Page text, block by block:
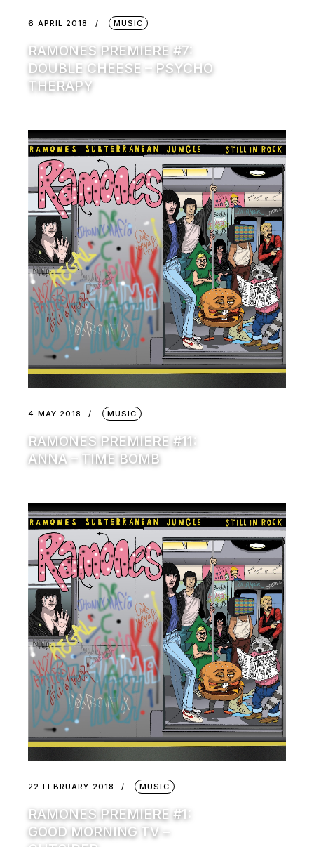
6 APRIL 2018 MUSIC
RAMONES PREMIERE #7:
DOUBLE CHEESE – PSYCHO
THERAPY
4 MAY 2018 MUSIC
RAMONES PREMIERE #11:
ANNA – TIME BOMB
22 FEBRUARY 2018 MUSIC
RAMONES PREMIERE #1:
GOOD MORNING TV –